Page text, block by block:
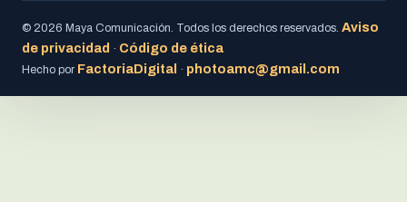
© 2026 Maya Comunicación. Todos los derechos reservados. Aviso
de privacidad · Código de ética
Hecho por FactoriaDigital · photoamc@gmail.com